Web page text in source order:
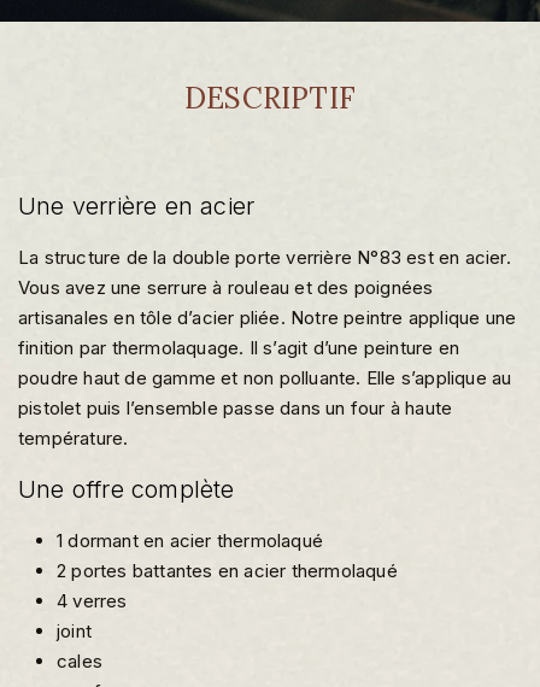
DESCRIPTIF
Une verrière en acier
La structure de la double porte verrière N°83 est en acier.
Vous avez une serrure à rouleau et des poignées
artisanales en tôle d’acier pliée. Notre peintre applique une
finition par thermolaquage. Il s’agit d’une peinture en
poudre haut de gamme et non polluante. Elle s’applique au
pistolet puis l’ensemble passe dans un four à haute
température.
Une offre complète
1 dormant en acier thermolaqué
2 portes battantes en acier thermolaqué
4 verres
joint
cales